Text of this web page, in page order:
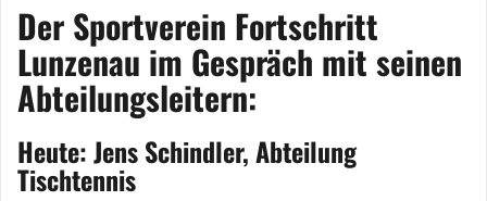
Der Sportverein Fortschritt
Lunzenau im Gespräch mit seinen
Abteilungsleitern:
Heute: Jens Schindler, Abteilung
Tischtennis